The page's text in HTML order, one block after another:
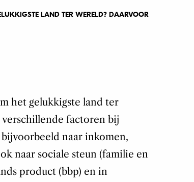
LAND TER WERELD? DAARVOOR
het gelukkigste land ter
factoren bij
naar inkomen,
naar sociale steun (familie en
product (bbp) en in